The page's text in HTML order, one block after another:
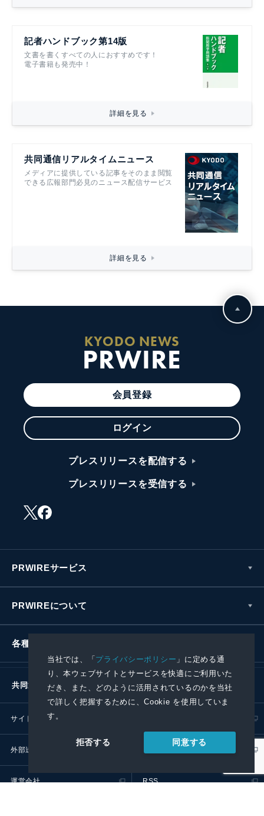
当社では、「プライバシーポリシー 」に定める通
り、本ウェブサイトとサービスを快適にご利用いた
だき、また、どのように活用されているのかを当社
で詳しく把握するために、Cookie を使用していま
す。
拒否する 同意する
記者ハンドブック第14版
文書を書くすべての人におすすめです！
電子書籍も発売中！
詳細を見る
共同通信リアルタイムニュース
メディアに提供している記事をそのまま閲覧
できる広報部門必見のニュース配信サービス
詳細を見る
KYODO NEWS
PRWIRE
会員登録
ログイン
プレスリリースを配信する
プレスリリースを受信する
PRWIREサービス
PRWIREについて
各種お問い合わせ
共同通信社グループ
サイトポリシー
外部送信ポリシー プレスリリース取扱基準
運営会社 RSS